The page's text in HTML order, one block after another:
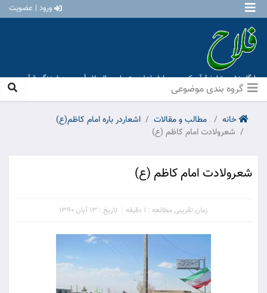
ورود | عضویت
پایگاه نشر و تبلیغ قرآن کریم و معارف اهل بیت علیهم السلام [ موسسه فرهنگی قرآن و
عترت منهاج عشق آباد ]
خانه مطالب و مقالات
اشعاردر باره امام کاظم(ع)
شعرولادت امام کاظم (ع)
شعرولادت امام کاظم (ع)
زمان تقریبی مطالعه : 1 دقیقه تاریخ : 13 آبان 1390